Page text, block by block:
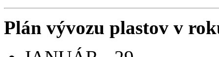
Plán vývozu plastov v